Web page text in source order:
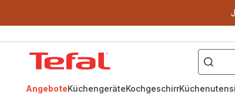
AngeboteKüchengeräteKochgeschirr